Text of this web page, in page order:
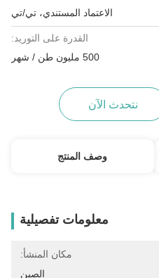
الاعتماد المستندي، تي/تي
القدرة على التوريد:
500 مليون طن / شهر
نتحدث الآن
وصف المنتج
معلومات تفصيلية
مكان المنشأ:
الصين